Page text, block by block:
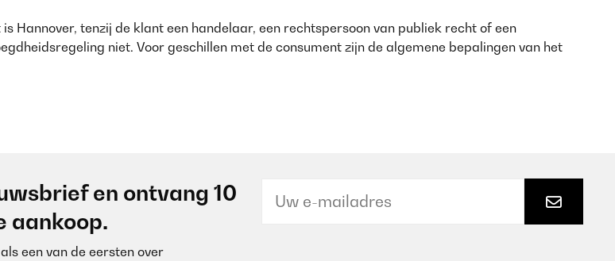
Hannover, tenzij de klant een handelaar, een rechtspersoon van publiek recht of een
niet. Voor geschillen met de consument zijn de algemene bepalingen van het
en ontvang 10
aankoop.
een van de eersten over